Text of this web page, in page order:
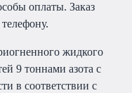
оплаты. Заказ
жидкого
9 тоннами азота с
в соответствии с